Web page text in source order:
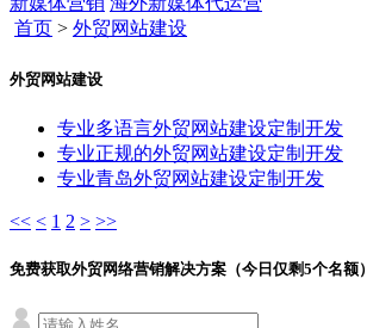
首页 > 外贸网站建设
外贸网站建设
专业多语言外贸网站建设定制开发
专业正规的外贸网站建设定制开发
专业青岛外贸网站建设定制开发
<< < 1 2 > >>
免费获取外贸网络营销解决方案（今日仅剩5个名额）